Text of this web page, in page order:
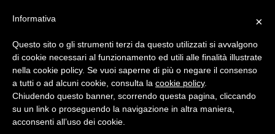
bimbi e viaggi - family travel blog: community #1 in
×
Informativa
Questo sito o gli strumenti terzi da questo utilizzati si avvalgono
di cookie necessari al funzionamento ed utili alle finalità illustrate
nella cookie policy. Se vuoi saperne di più o negare il consenso
a tutti o ad alcuni cookie, consulta la cookie policy.
Chiudendo questo banner, scorrendo questa pagina, cliccando
su un link o proseguendo la navigazione in altra maniera,
acconsenti all’uso dei cookie.